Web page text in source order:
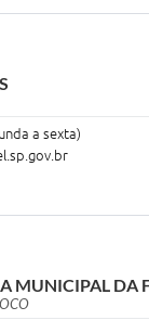
a sexta)
MUNICIPAL DA